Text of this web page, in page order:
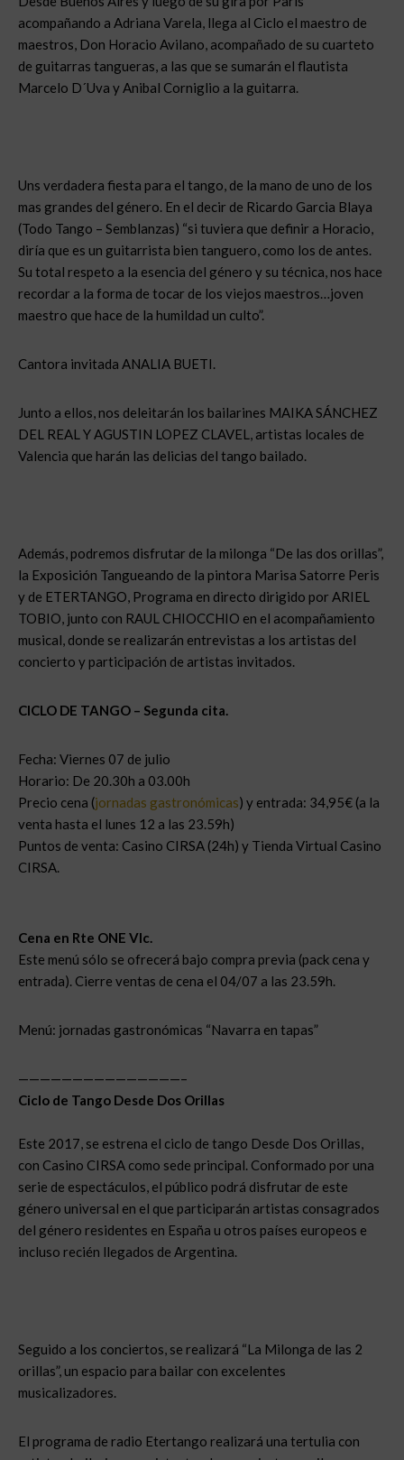
acompañando a Adriana Varela, llega al Ciclo el maestro de
maestros, Don Horacio Avilano, acompañado de su cuarteto
de guitarras tangueras, a las que se sumarán el flautista
Marcelo D´Uva y Anibal Corniglio a la guitarra.
Uns verdadera fiesta para el tango, de la mano de uno de los
mas grandes del género. En el decir de Ricardo Garcia Blaya
(Todo Tango – Semblanzas) “si tuviera que definir a Horacio,
diría que es un guitarrista bien tanguero, como los de antes.
Su total respeto a la esencia del género y su técnica, nos hace
recordar a la forma de tocar de los viejos maestros…joven
maestro que hace de la humildad un culto”.
Cantora invitada ANALIA BUETI.
Junto a ellos, nos deleitarán los bailarines MAIKA SÁNCHEZ
DEL REAL Y AGUSTIN LOPEZ CLAVEL, artistas locales de
Valencia que harán las delicias del tango bailado.
Además, podremos disfrutar de la milonga “De las dos orillas”,
la Exposición Tangueando de la pintora Marisa Satorre Peris
y de ETERTANGO, Programa en directo dirigido por ARIEL
TOBIO, junto con RAUL CHIOCCHIO en el acompañamiento
musical, donde se realizarán entrevistas a los artistas del
concierto y participación de artistas invitados.
CICLO DE TANGO – Segunda cita.
Fecha: Viernes 07 de julio
Horario: De 20.30h a 03.00h
Precio cena (jornadas gastronómicas) y entrada: 34,95€ (a la
venta hasta el lunes 12 a las 23.59h)
Puntos de venta: Casino CIRSA (24h) y Tienda Virtual Casino
CIRSA.
Cena en Rte ONE Vlc.
Este menú sólo se ofrecerá bajo compra previa (pack cena y
entrada). Cierre ventas de cena el 04/07 a las 23.59h.
Menú: jornadas gastronómicas “Navarra en tapas”
———————————————–
Ciclo de Tango Desde Dos Orillas
Este 2017, se estrena el ciclo de tango Desde Dos Orillas,
con Casino CIRSA como sede principal. Conformado por una
serie de espectáculos, el público podrá disfrutar de este
género universal en el que participarán artistas consagrados
del género residentes en España u otros países europeos e
incluso recién llegados de Argentina.
Seguido a los conciertos, se realizará “La Milonga de las 2
orillas”, un espacio para bailar con excelentes
musicalizadores.
El programa de radio Etertango realizará una tertulia con